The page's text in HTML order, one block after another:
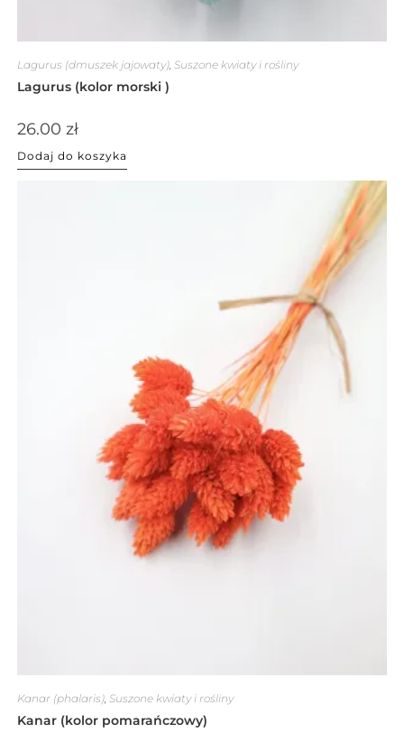
Lagurus (dmuszek jajowaty), Suszone kwiaty i rośliny
Lagurus (kolor morski )
26.00 zł
Dodaj do koszyka
Kanar (phalaris), Suszone kwiaty i rośliny
Kanar (kolor pomarańczowy)